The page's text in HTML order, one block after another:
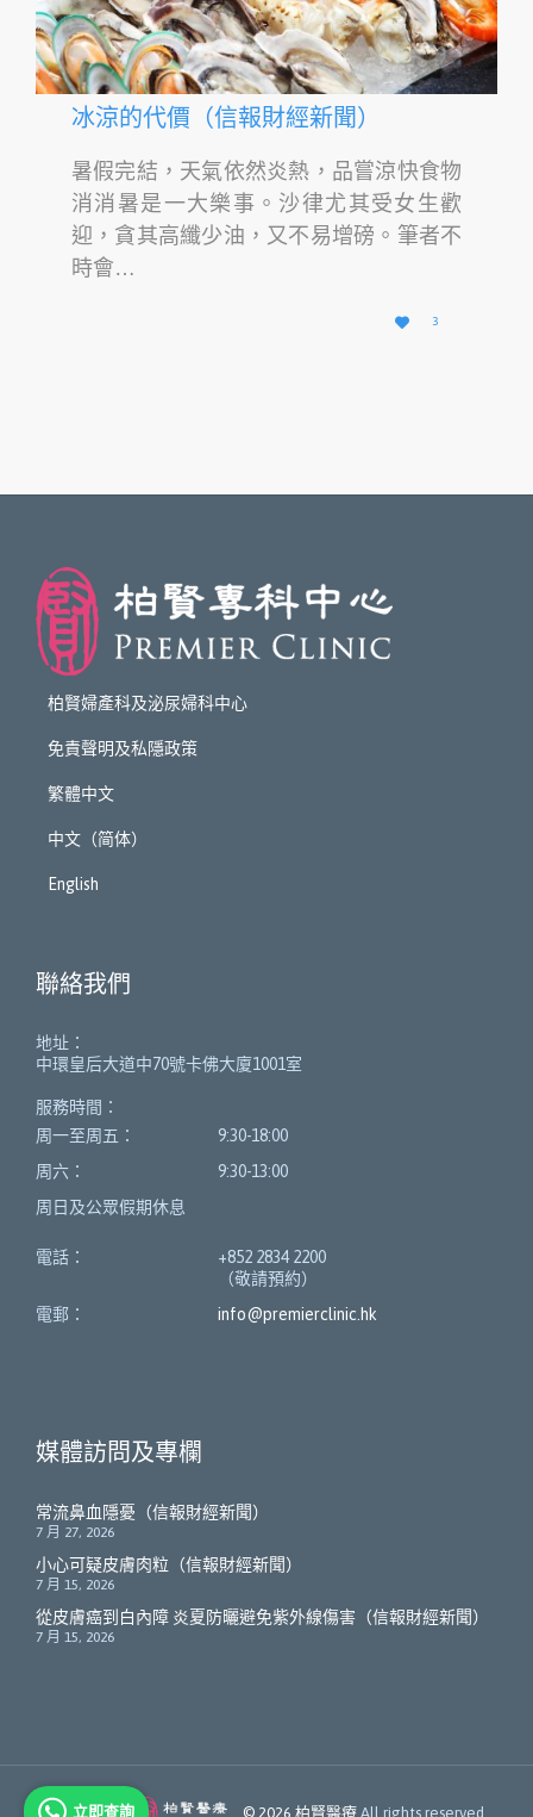
冰涼的代價（信報財經新聞）
暑假完結，天氣依然炎熱，品嘗涼快食物
消消暑是一大樂事。沙律尤其受女生歡
迎，貪其高纖少油，又不易增磅。筆者不
時會…

愛
3
柏賢婦產科及泌尿婦科中心
免責聲明及私隱政策
繁體中文
中文（简体）
English
聯絡我們
地址：
中環皇后大道中70號卡佛大廈1001室
服務時間：
周一至周五：
9:30-18:00
周六：
9:30-13:00
周日及公眾假期休息
電話：
+852 2834 2200
（敬請預約）
電郵：
info@premierclinic.hk
媒體訪問及專欄
常流鼻血隱憂（信報財經新聞）
7 月 27, 2026
小心可疑皮膚肉粒（信報財經新聞）
7 月 15, 2026
從皮膚癌到白內障 炎夏防曬避免紫外線傷害（信報財經新聞）
7 月 15, 2026
Member of © 2026柏賢醫療 All rights reserved.
立即查詢